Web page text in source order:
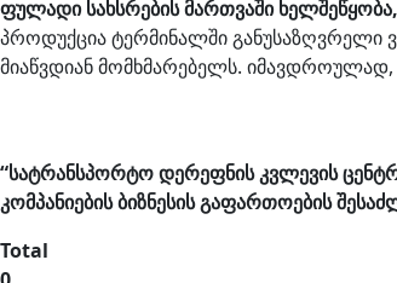
ფულადი სახსრების მართვაში ხელშეწყობა,
პროდუქცია ტერმინალში განუსაზღვრელი
მიაწვდიან მომხმარებელს.
“სატრანსპორტო დერეფნის კვლევის
კომპანიების ბიზნესის გაფართოების
Total